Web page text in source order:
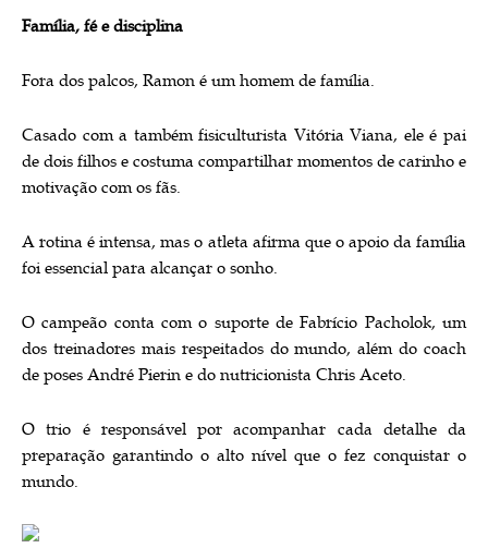
Família, fé e disciplina
Fora dos palcos, Ramon é um homem de família.
Casado com a também fisiculturista Vitória Viana, ele é pai
de dois filhos e costuma compartilhar momentos de carinho e
motivação com os fãs.
A rotina é intensa, mas o atleta afirma que o apoio da família
foi essencial para alcançar o sonho.
O campeão conta com o suporte de Fabrício Pacholok, um
dos treinadores mais respeitados do mundo, além do coach
de poses André Pierin e do nutricionista Chris Aceto.
O trio é responsável por acompanhar cada detalhe da
preparação garantindo o alto nível que o fez conquistar o
mundo.